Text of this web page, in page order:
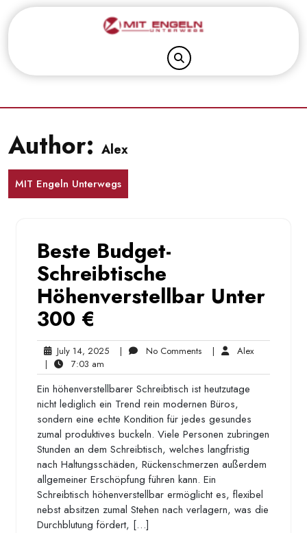
Author: Alex
MIT Engeln Unterwegs
Beste Budget-
Schreibtische
Höhenverstellbar Unter
300 €
July 14, 2025July
2025
| No CommentsNo | AlexAlex
|
7:03 am
am
Ein höhenverstellbarer Schreibtisch ist heutzutage
nicht lediglich ein Trend rein modernen Büros,
sondern eine echte Kondition für jedes gesundes
zumal produktives buckeln. Viele Personen zubringen
Stunden an dem Schreibtisch, welches langfristig
nach Haltungsschäden, Rückenschmerzen außerdem
allgemeiner Erschöpfung führen kann. Ein
Schreibtisch höhenverstellbar ermöglicht es, flexibel
nebst absitzen zumal Stehen nach verlagern, was die
Durchblutung fördert, […]